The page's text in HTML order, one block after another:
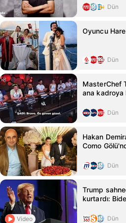
Dün
Oyuncu
Dün
MasterChef
ana kadroya
Dün
Hakan
Como
Dün
Video
Trump
kurtardı:
Dün